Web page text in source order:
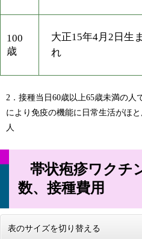
100
歳
大正15年4月2日生
れ
2．接種当日60歳以上65歳未満の人
により免疫の機能に日常生活がほ
人
帯状疱疹ワクチ
数、接種費用
表のサイズを切り替える